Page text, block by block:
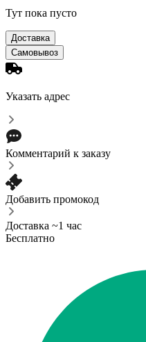
Тут пока пусто
Доставка
Самовывоз
Указать адрес
Комментарий к заказу
Добавить промокод
Доставка ~1 час
Бесплатно